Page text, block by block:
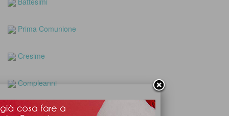
Prima Comunione
Cresime
Compleanni
Feste private